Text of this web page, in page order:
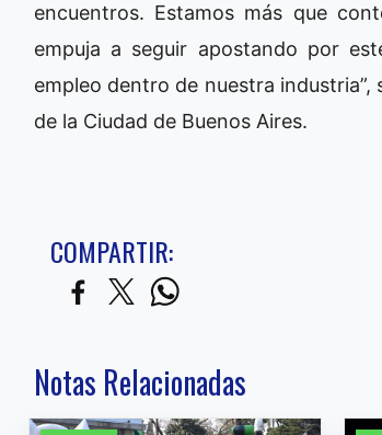
encuentros. Estamos más que
empuja a seguir apostando por
empleo dentro de nuestra
de la Ciudad de Buenos Aires.
COMPARTIR:
Notas Relacionadas